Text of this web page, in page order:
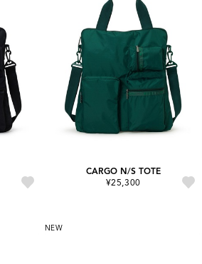
CARGO N/S TOTE
¥25,300
NEW